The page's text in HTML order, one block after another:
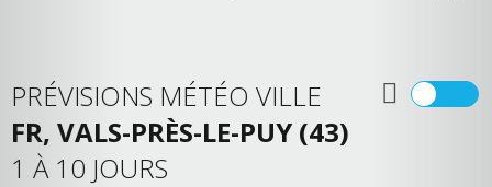
PRÉVISIONS MÉTÉO VILLE
FR, VALS-PRÈS-LE-PUY (43)
1 À 10 JOURS